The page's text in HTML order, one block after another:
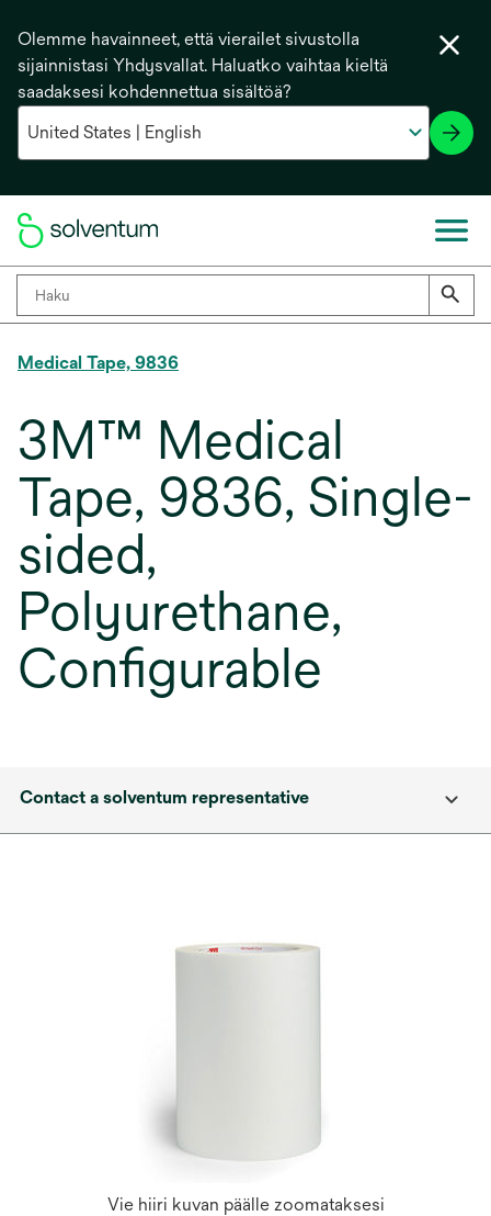
Olemme havainneet, että vierailet sivustolla
sijainnistasi Yhdysvallat. Haluatko vaihtaa kieltä
saadaksesi kohdennettua sisältöä?
Medical Tape, 9836
3M™ Medical
Tape, 9836, Single-
sided,
Polyurethane,
Configurable
Contact a solventum representative
Vie hiiri kuvan päälle zoomataksesi